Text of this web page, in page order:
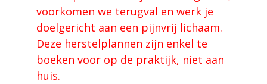
voorkomen we terugval en werk je
doelgericht aan een pijnvrij lichaam.
Deze herstelplannen zijn enkel te
boeken voor op de praktijk, niet aan
huis.